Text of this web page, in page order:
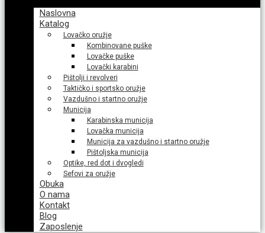
Naslovna
Katalog
Lovačko oružje
Kombinovane puške
Lovačke puške
Lovački karabini
Pištolji i revolveri
Taktičko i sportsko oružje
Vazdušno i startno oružje
Municija
Karabinska municija
Lovačka municija
Municija za vazdušno i startno oružje
Pištoljska municija
Optike, red dot i dvogledi
Sefovi za oružje
Obuka
O nama
Kontakt
Blog
Zaposlenje